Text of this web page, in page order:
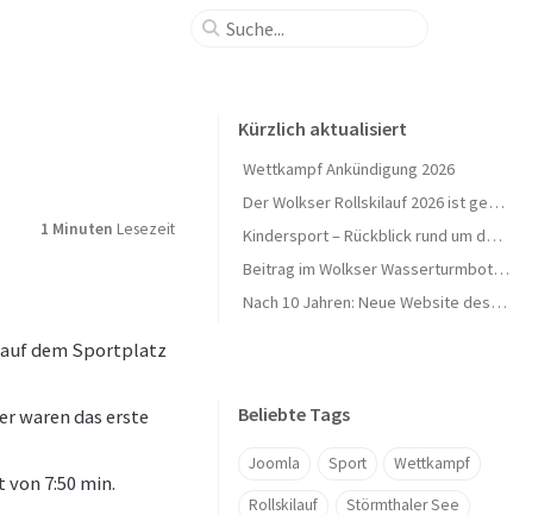
1 Minuten Lesezeit
auf dem Sportplatz
waren das erste
7:50 min.
Kürzlich aktualisiert
Wettkampf Ankündigung 2026
Der Wolkser Rollskilauf 2026 ist geschafft – Ein herzliches Dankeschön!
Kindersport – Rückblick rund um den Herbst 🍁
Beitrag im Wolkser Wasserturmbote (Ausgabe 2025/09)
Nach 10 Jahren: Neue Website des L58-Ski geht online 🎉
Beliebte Tags
Joomla Sport Wettkampf
Rollskilauf Störmthaler See